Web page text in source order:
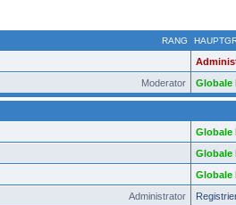
RANG
Moderator
Globale
Globale
Globale
Globale
Administrator